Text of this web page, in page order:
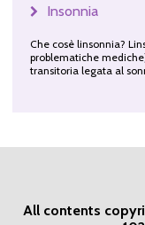
Insonnia
Che cosè linsonnia?
problematiche
transitoria legata al
All contents